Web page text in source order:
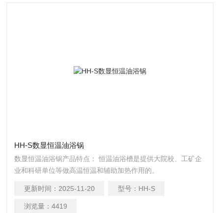
HH-S数显恒温油浴锅
数显恒温油浴锅产品特点： 恒温油浴槽是提供大院校、工矿企
业和科研单位等做高温恒温和辅助加热作用的。
更新时间： 2025-11-20 型号： HH-S
浏览量： 4419